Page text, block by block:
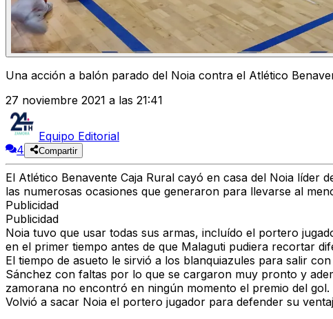
Una acción a balón parado del Noia contra el Atlético
27 noviembre 2021 a las 21:41
Equipo Editorial
4
Compartir
El Atlético Benavente Caja Rural cayó en casa del Noia
las numerosas ocasiones que generaron para llevarse al
Publicidad
Publicidad
Noia tuvo que usar todas sus armas, incluído el portero
en el primer tiempo antes de que Malaguti pudiera recortar
El tiempo de asueto le sirvió a los blanquiazules para salir
Sánchez con faltas por lo que se cargaron muy pronto y
zamorana no encontró en ningún momento el premio del gol.
Volvió a sacar Noia el portero jugador para defender su